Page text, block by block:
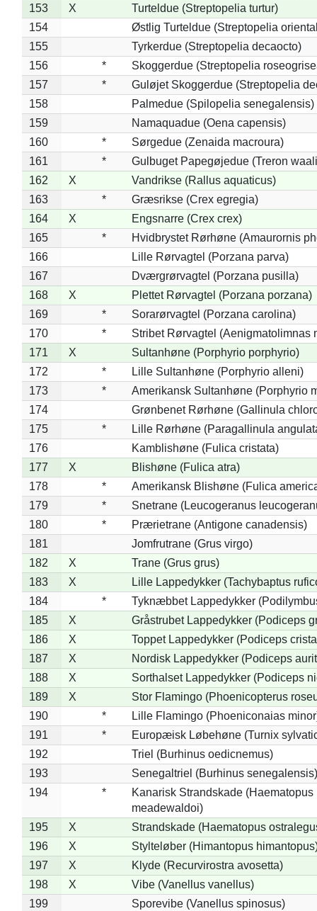
153
X
Turteldue (Streptopelia turtur)
154
Østlig Turteldue (Streptopelia
155
Tyrkerdue (Streptopelia decaocto)
156
*
Skoggerdue (Streptopelia
157
*
Guløjet Skoggerdue (Streptopelia
158
Palmedue (Spilopelia senegalensis)
159
Namaquadue (Oena capensis)
160
*
Sørgedue (Zenaida macroura)
161
*
Gulbuget Papegøjedue (Treron
162
X
Vandrikse (Rallus aquaticus)
163
*
Græsrikse (Crex egregia)
164
X
Engsnarre (Crex crex)
165
*
Hvidbrystet Rørhøne (Amaurornis
166
Lille Rørvagtel (Porzana parva)
167
Dværgrørvagtel (Porzana pusilla)
168
X
Plettet Rørvagtel (Porzana porzana)
169
*
Sorarørvagtel (Porzana carolina)
170
*
Stribet Rørvagtel (Aenigmatolimnas
171
X
Sultanhøne (Porphyrio porphyrio)
172
*
Lille Sultanhøne (Porphyrio alleni)
173
*
Amerikansk Sultanhøne (Porphyrio
174
Grønbenet Rørhøne (Gallinula
175
*
Lille Rørhøne (Paragallinula
176
Kamblishøne (Fulica cristata)
177
X
Blishøne (Fulica atra)
178
*
Amerikansk Blishøne (Fulica
179
*
Snetrane (Leucogeranus
180
*
Prærietrane (Antigone canadensis)
181
Jomfrutrane (Grus virgo)
182
X
Trane (Grus grus)
183
X
Lille Lappedykker (Tachybaptus
184
*
Tyknæbbet Lappedykker
185
X
Gråstrubet Lappedykker (Podiceps
186
X
Toppet Lappedykker (Podiceps
187
X
Nordisk Lappedykker (Podiceps
188
X
Sorthalset Lappedykker (Podiceps
189
X
Stor Flamingo (Phoenicopterus
190
*
Lille Flamingo (Phoeniconaias
191
*
Europæisk Løbehøne (Turnix
192
Triel (Burhinus oedicnemus)
193
Senegaltriel (Burhinus senegalensis)
194
*
Kanarisk Strandskade (Haematopus
meadewaldoi)
195
X
Strandskade (Haematopus
196
X
Stylteløber (Himantopus
197
X
Klyde (Recurvirostra avosetta)
198
X
Vibe (Vanellus vanellus)
199
Sporevibe (Vanellus spinosus)